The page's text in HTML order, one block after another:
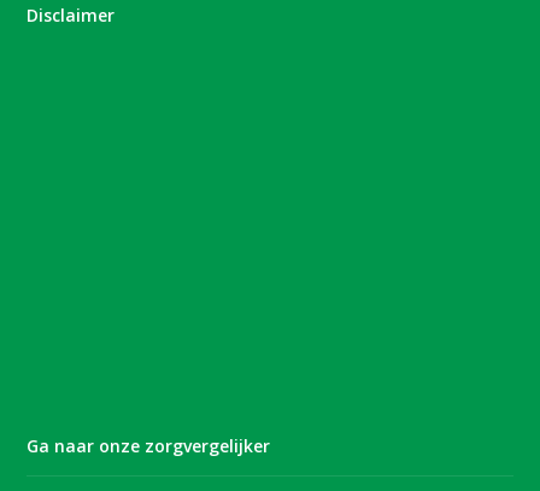
Disclaimer
Ga naar onze zorgvergelijker